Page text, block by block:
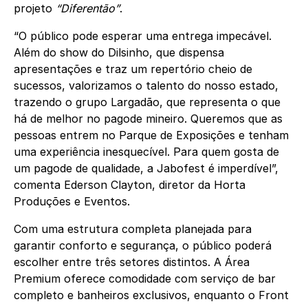
projeto “Diferentão”.
“O público pode esperar uma entrega impecável.
Além do show do Dilsinho, que dispensa
apresentações e traz um repertório cheio de
sucessos, valorizamos o talento do nosso estado,
trazendo o grupo Largadão, que representa o que
há de melhor no pagode mineiro. Queremos que as
pessoas entrem no Parque de Exposições e tenham
uma experiência inesquecível. Para quem gosta de
um pagode de qualidade, a Jabofest é imperdível”,
comenta Ederson Clayton, diretor da Horta
Produções e Eventos.
Com uma estrutura completa planejada para
garantir conforto e segurança, o público poderá
escolher entre três setores distintos. A Área
Premium oferece comodidade com serviço de bar
completo e banheiros exclusivos, enquanto o Front